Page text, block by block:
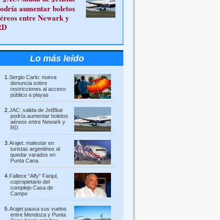
aumentar boletos
entre Newark y
Lo más leído
Sergio Carlo: nueva
denuncia sobre
restricciones al acceso
público a playas
JAC: salida de JetBlue
podría aumentar boletos
aéreos entre Newark y
RD
Arajet: malestar en
turistas argentinos al
quedar varados en
Punta Cana
Fallece “Alfy” Fanjul,
copropietario del
complejo Casa de
Campo
Arajet pausa sus vuelos
entre Mendoza y Punta